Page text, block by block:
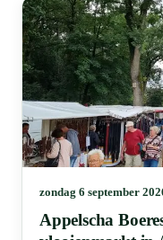
zondag 6 september
Appelscha